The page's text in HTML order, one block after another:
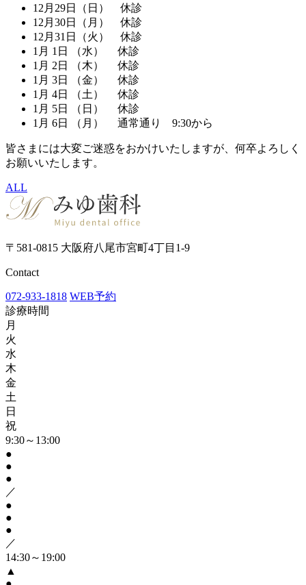
12月29日（日） 休診
12月30日（月） 休診
12月31日（火） 休診
1月 1日 （水） 休診
1月 2日 （木） 休診
1月 3日 （金） 休診
1月 4日 （土） 休診
1月 5日 （日） 休診
1月 6日 （月） 通常通り 9:30から
皆さまには大変ご迷惑をおかけいたしますが、何卒よろしく
お願いいたします。
ALL
〒581-0815 大阪府八尾市宮町4丁目1-9
Contact
072-933-1818 WEB予約
診療時間
月
火
水
木
金
土
日
祝
9:30～13:00
●
●
●
／
●
●
●
／
14:30～19:00
▲